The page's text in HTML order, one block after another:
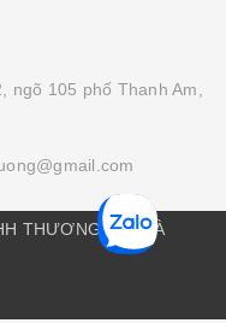
105 phố Thanh Am,
THƯƠNG MẠI VÀ